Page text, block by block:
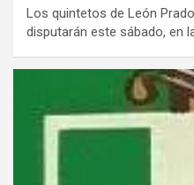
Los quintetos de León
disputarán este sábado, en